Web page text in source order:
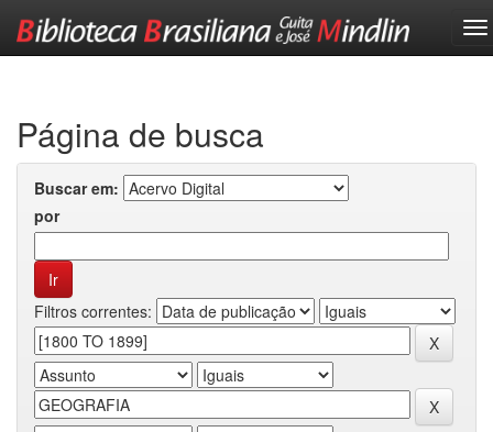
Página de busca
Buscar em:
por
Filtros correntes: